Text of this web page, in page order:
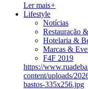
Ler mais+
Lifestyle
Notícias
Restauração
Hotelaria &
Marcas &
F4F 2019
https://
content/uploads/
bastos-335x256.jpg